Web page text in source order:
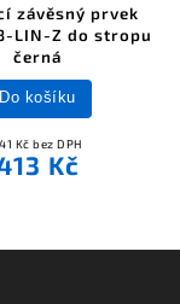
závěsný prvek
LIN-Z do stropu
černá
Kč bez DPH
Kč
Do košíku